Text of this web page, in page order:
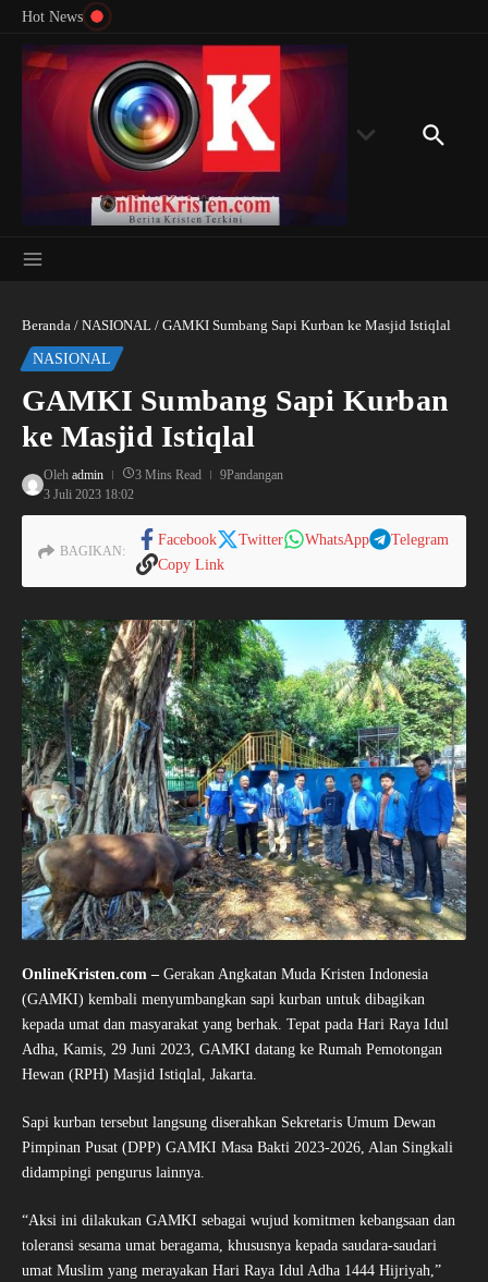
Lewati ke konten
Hot News
Beranda / NASIONAL / GAMKI Sumbang Sapi Kurban ke Masjid Istiqlal
NASIONAL
GAMKI Sumbang Sapi Kurban
ke Masjid Istiqlal
Oleh admin 3 Mins Read
9Pandangan
3 Juli 2023 18:02
BAGIKAN:
Facebook Twitter WhatsApp
Telegram
Copy Link
OnlineKristen.com – Gerakan Angkatan Muda Kristen Indonesia
(GAMKI) kembali menyumbangkan sapi kurban untuk dibagikan
kepada umat dan masyarakat yang berhak. Tepat pada Hari Raya Idul
Adha, Kamis, 29 Juni 2023, GAMKI datang ke Rumah Pemotongan
Hewan (RPH) Masjid Istiqlal, Jakarta.
Sapi kurban tersebut langsung diserahkan Sekretaris Umum Dewan
Pimpinan Pusat (DPP) GAMKI Masa Bakti 2023-2026, Alan Singkali
didampingi pengurus lainnya.
“Aksi ini dilakukan GAMKI sebagai wujud komitmen kebangsaan dan
toleransi sesama umat beragama, khususnya kepada saudara-saudari
umat Muslim yang merayakan Hari Raya Idul Adha 1444 Hijriyah,”